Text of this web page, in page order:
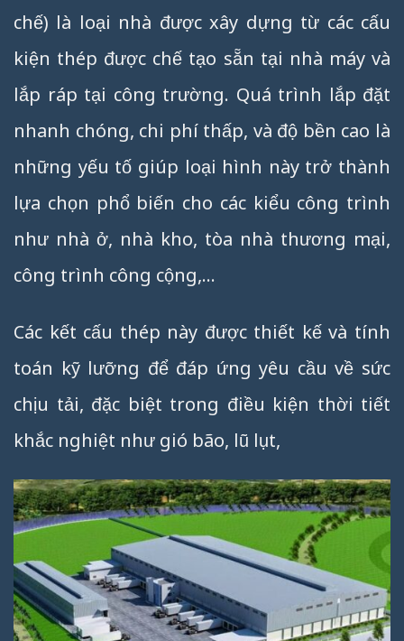
chế) là loại nhà được xây dựng từ các cấu
kiện thép được chế tạo sẵn tại nhà máy và
lắp ráp tại công trường. Quá trình lắp đặt
nhanh chóng, chi phí thấp, và độ bền cao là
những yếu tố giúp loại hình này trở thành
lựa chọn phổ biến cho các kiểu công trình
như nhà ở, nhà kho, tòa nhà thương mại,
công trình công cộng,…
Các kết cấu thép này được thiết kế và tính
toán kỹ lưỡng để đáp ứng yêu cầu về sức
chịu tải, đặc biệt trong điều kiện thời tiết
khắc nghiệt như gió bão, lũ lụt,